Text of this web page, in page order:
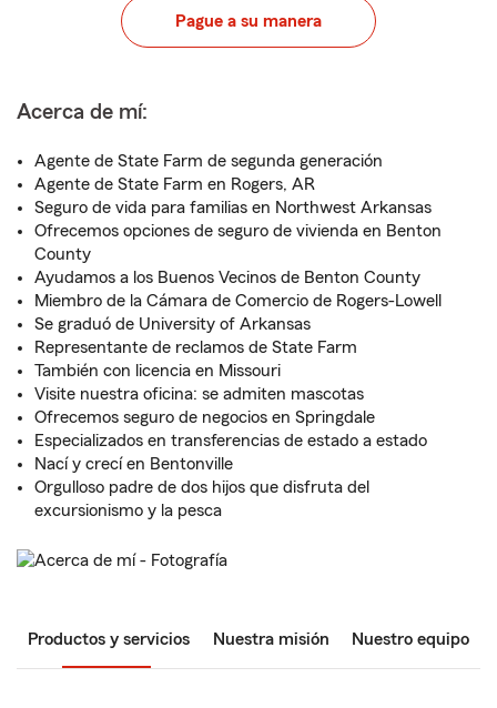
Pague a su manera
Acerca de mí:
Agente de State Farm de segunda generación
Agente de State Farm en Rogers, AR
Seguro de vida para familias en Northwest Arkansas
Ofrecemos opciones de seguro de vivienda en Benton
County
Ayudamos a los Buenos Vecinos de Benton County
Miembro de la Cámara de Comercio de Rogers-Lowell
Se graduó de University of Arkansas
Representante de reclamos de State Farm
También con licencia en Missouri
Visite nuestra oficina: se admiten mascotas
Ofrecemos seguro de negocios en Springdale
Especializados en transferencias de estado a estado
Nací y crecí en Bentonville
Orgulloso padre de dos hijos que disfruta del
excursionismo y la pesca
Productos y servicios Nuestra misión Nuestro equipo